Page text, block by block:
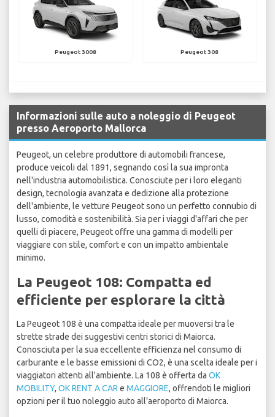
Peugeot 3008 Peugeot 308
Informazioni sulle auto a noleggio di Peugeot
presso Aeroporto Mallorca
Peugeot, un celebre produttore di automobili francese,
produce veicoli dal 1891, segnando così la sua impronta
nell'industria automobilistica. Conosciute per i loro eleganti
design, tecnologia avanzata e dedizione alla protezione
dell'ambiente, le vetture Peugeot sono un perfetto connubio di
lusso, comodità e sostenibilità. Sia per i viaggi d'affari che per
quelli di piacere, Peugeot offre una gamma di modelli per
viaggiare con stile, comfort e con un impatto ambientale
minimo.
La Peugeot 108: Compatta ed
efficiente per esplorare la città
La Peugeot 108 è una compatta ideale per muoversi tra le
strette strade dei suggestivi centri storici di Maiorca.
Conosciuta per la sua eccellente efficienza nel consumo di
carburante e le basse emissioni di CO2, è una scelta ideale per i
viaggiatori attenti all'ambiente. La 108 è offerta da OK
MOBILITY, OK RENT A CAR e MAGGIORE, offrendoti le migliori
opzioni per il tuo noleggio auto all'aeroporto di Maiorca.